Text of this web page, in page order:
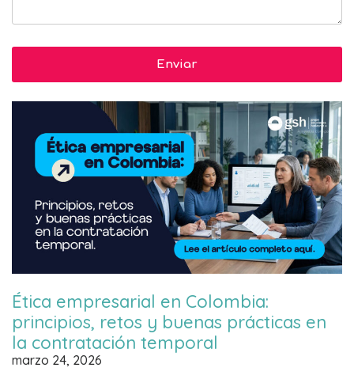
Ética empresarial en Colombia:
principios, retos y buenas prácticas en
la contratación temporal
marzo 24, 2026